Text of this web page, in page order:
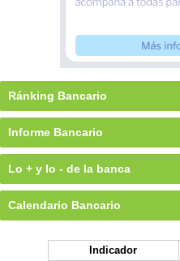
Ránking Bancario
Informe Bancario
Lo + y lo - de la banca
Calendario Bancario
Indicador